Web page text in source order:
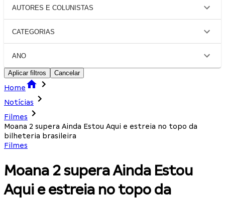
AUTORES E COLUNISTAS
CATEGORIAS
ANO
Aplicar filtros Cancelar
Home
Notícias
Filmes
Moana 2 supera Ainda Estou Aqui e estreia no topo da
bilheteria brasileira
Filmes
Moana 2 supera Ainda Estou
Aqui e estreia no topo da